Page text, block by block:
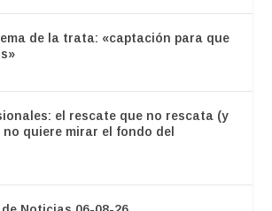
de la trata: «captación para que
el rescate que no rescata (y
no quiere mirar el fondo del